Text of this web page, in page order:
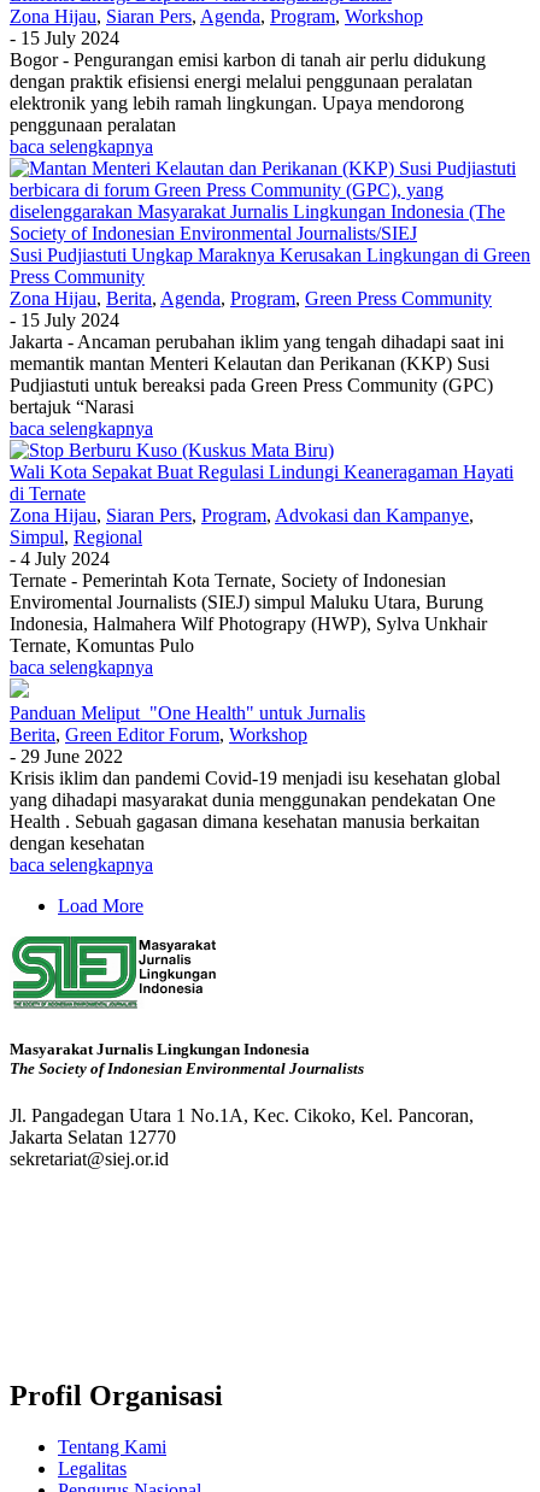
Zona Hijau, Siaran Pers, Agenda, Program, Workshop
- 15 July 2024
Bogor - Pengurangan emisi karbon di tanah air perlu didukung
dengan praktik efisiensi energi melalui penggunaan peralatan
elektronik yang lebih ramah lingkungan. Upaya mendorong
penggunaan peralatan
baca selengkapnya
Susi Pudjiastuti Ungkap Maraknya Kerusakan Lingkungan di Green
Press Community
Zona Hijau, Berita, Agenda, Program, Green Press Community
- 15 July 2024
Jakarta - Ancaman perubahan iklim yang tengah dihadapi saat ini
memantik mantan Menteri Kelautan dan Perikanan (KKP) Susi
Pudjiastuti untuk bereaksi pada Green Press Community (GPC)
bertajuk “Narasi
baca selengkapnya
Wali Kota Sepakat Buat Regulasi Lindungi Keaneragaman Hayati
di Ternate
Zona Hijau, Siaran Pers, Program, Advokasi dan Kampanye,
Simpul, Regional
- 4 July 2024
Ternate - Pemerintah Kota Ternate, Society of Indonesian
Enviromental Journalists (SIEJ) simpul Maluku Utara, Burung
Indonesia, Halmahera Wilf Photograpy (HWP), Sylva Unkhair
Ternate, Komuntas Pulo
baca selengkapnya
Panduan Meliput "One Health" untuk Jurnalis
Berita, Green Editor Forum, Workshop
- 29 June 2022
Krisis iklim dan pandemi Covid-19 menjadi isu kesehatan global
yang dihadapi masyarakat dunia menggunakan pendekatan One
Health . Sebuah gagasan dimana kesehatan manusia berkaitan
dengan kesehatan
baca selengkapnya
Load More
Masyarakat Jurnalis Lingkungan Indonesia
The Society of Indonesian Environmental Journalists
Jl. Pangadegan Utara 1 No.1A, Kec. Cikoko, Kel. Pancoran,
Jakarta Selatan 12770
sekretariat@siej.or.id
Profil Organisasi
Tentang Kami
Legalitas